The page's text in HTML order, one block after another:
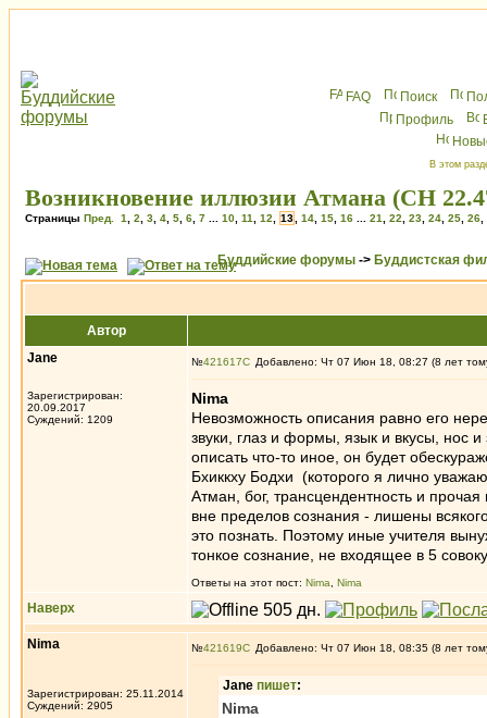
FAQ Поиск
Профиль
В этом
Возникновение иллюзии Атмана (СН
Страницы Пред. 1 2 3 4 5 6 7 10 11 12 13 14 15 16 21 22 23 24 25 26
Буддийские форумы -> Буддистская
Автор
Jane
Зарегистрирован:
20.09.2017
Суждений: 1209
№421617 Добавлено: Чт 07 Июн 18, 08:27 (8 лет
Nima
Невозможность описания равно его
звуки, глаз и формы, язык и вкусы, нос
описать что-то иное, он будет
Бхиккху Бодхи (которого я лично
Атман, бог, трансцендентность и
вне пределов сознания - лишены
это познать. Поэтому иные учителя
тонкое сознание, не входящее в 5
Ответы на этот пост: Nima Nima
Наверх
Nima
Зарегистрирован: 25.11.2014
Суждений: 2905
№421619 Добавлено: Чт 07 Июн 18, 08:35 (8 лет
Jane пишет:
Nima